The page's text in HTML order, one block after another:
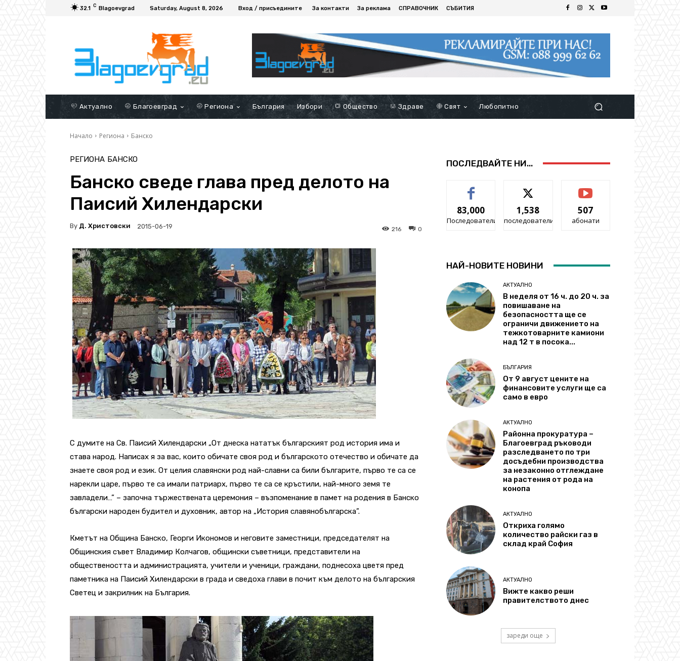
32.1 C Blagoevgrad Saturday, August 8, 2026 Вход / присъедините За контакти За реклама СПРАВОЧНИК СЪБИТИЯ
Актуално Благоевград Региона България Избори Общество Здраве Свят Любопитно
Начало Региона Банско
РЕГИОНА БАНСКО
Банско сведе глава пред делото на
Паисий Хилендарски
By Д. Христовски 2015-06-19 0
216
С думите на Св. Паисий Хилендарски „От днеска нататък българският род история има и
става народ. Написах я за вас, които обичате своя род и българското отечество и обичате да
знаете своя род и език. От целия славянски род най-славни са били българите, първо те са се
нарекли царе, първо те са имали патриарх, първо те са се кръстили, най-много земя те
завладели…” – започна тържествената церемония – възпоменание в памет на родения в Банско
български народен будител и духовник, автор на „История славянобългарска”.
Кметът на Община Банско, Георги Икономов и неговите заместници, председателят на
Общинския съвет Владимир Колчагов, общински съветници, представители на
обществеността и администрацията, учители и ученици, граждани, поднесоха цветя пред
паметника на Паисий Хилендарски в града и сведоха глави в почит към делото на българския
Светец и закрилник на България.
ПОСЛЕДВАЙТЕ НИ...
83,000
Последователи
1,538
последователи
507
абонати
НАЙ-НОВИТЕ НОВИНИ
АКТУАЛНО
В неделя от 16 ч. до 20 ч. за
повишаване на
безопасността ще се
ограничи движението на
тежкотоварните камиони
над 12 т в посока...
БЪЛГАРИЯ
От 9 август цените на
финансовите услуги ще са
само в евро
АКТУАЛНО
Районна прокуратура –
Благоевград ръководи
разследването по три
досъдебни производства
за незаконно отглеждане
на растения от рода на
конопа
АКТУАЛНО
Откриха голямо
количество райски газ в
склад край София
АКТУАЛНО
Вижте какво реши
правителството днес
зареди още